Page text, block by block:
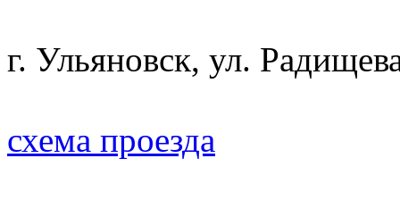
г. Ульяновск, ул.
схема проезда